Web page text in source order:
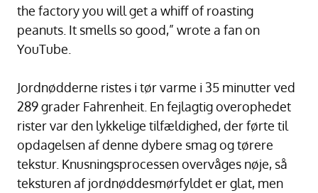
the factory you will get a whiff of roasting
peanuts. It smells so good,” wrote a fan on
YouTube.
Jordnødderne ristes i tør varme i 35 minutter ved
289 grader Fahrenheit. En fejlagtig overophedet
rister var den lykkelige tilfældighed, der førte til
opdagelsen af denne dybere smag og tørere
tekstur. Knusningsprocessen overvåges nøje, så
teksturen af jordnøddesmørfyldet er glat, men